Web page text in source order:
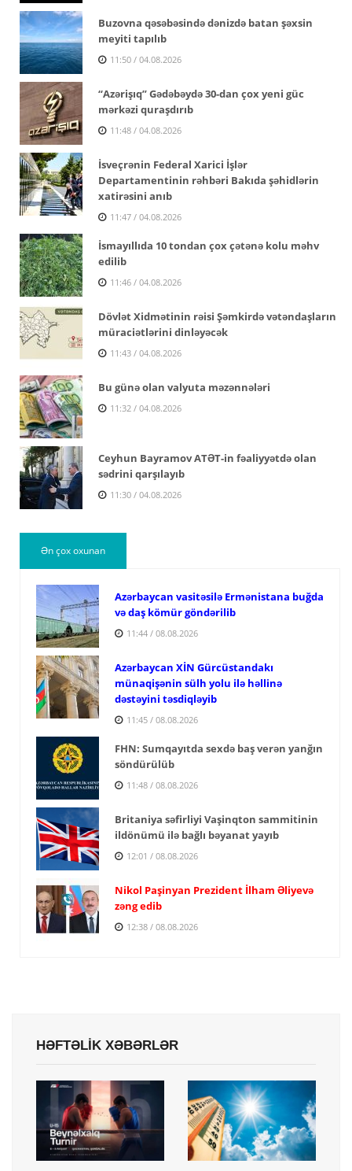
Buzovna qəsəbəsində dənizdə batan şəxsin
meyiti tapılıb
11:50 / 04.08.2026
“Azərişıq” Gədəbəydə 30-dan çox yeni güc
mərkəzi quraşdırıb
11:48 / 04.08.2026
İsveçrənin Federal Xarici İşlər
Departamentinin rəhbəri Bakıda şəhidlərin
xatirəsini anıb
11:47 / 04.08.2026
İsmayıllıda 10 tondan çox çətənə kolu məhv
edilib
11:46 / 04.08.2026
Dövlət Xidmətinin rəisi Şəmkirdə vətəndaşların
müraciətlərini dinləyəcək
11:43 / 04.08.2026
Bu günə olan valyuta məzənnələri
11:32 / 04.08.2026
Ceyhun Bayramov ATƏT-in fəaliyyətdə olan
sədrini qarşılayıb
11:30 / 04.08.2026
Ən çox oxunan
Azərbaycan vasitəsilə Ermənistana buğda
və daş kömür göndərilib
11:44 / 08.08.2026
Azərbaycan XİN Gürcüstandakı
münaqişənin sülh yolu ilə həllinə
dəstəyini təsdiqləyib
11:45 / 08.08.2026
FHN: Sumqayıtda sexdə baş verən yanğın
söndürülüb
11:48 / 08.08.2026
Britaniya səfirliyi Vaşinqton sammitinin
ildönümü ilə bağlı bəyanat yayıb
12:01 / 08.08.2026
Nikol Paşinyan Prezident İlham Əliyevə
zəng edib
12:38 / 08.08.2026
HƏFTƏLİK XƏBƏRLƏR